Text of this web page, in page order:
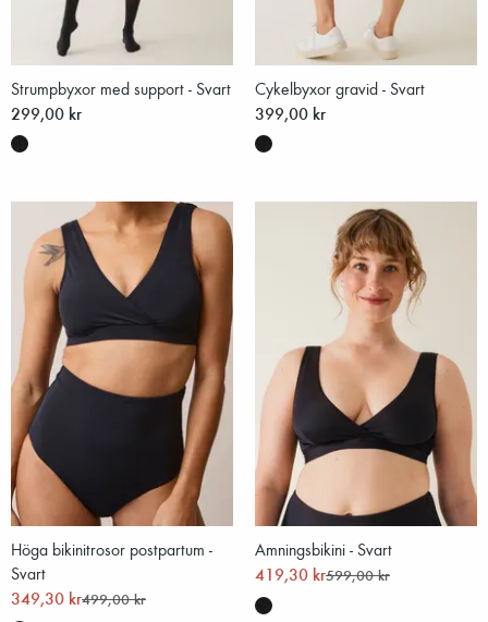
Strumpbyxor med support - Svart
299,00 kr
Cykelbyxor gravid - Svart
399,00 kr
Höga bikinitrosor postpartum -
Svart
349,30 kr499,00 kr
Amningsbikini - Svart
419,30 kr599,00 kr